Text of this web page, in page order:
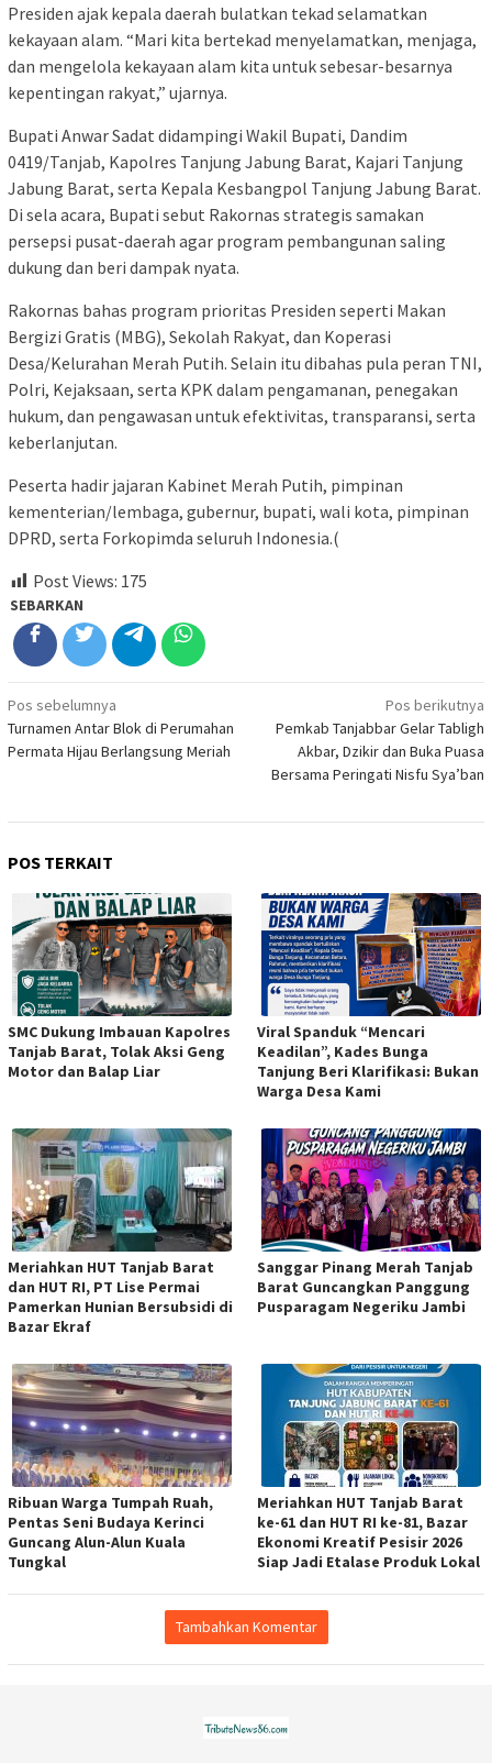
Presiden ajak kepala daerah bulatkan tekad selamatkan
kekayaan alam. “Mari kita bertekad menyelamatkan, menjaga,
dan mengelola kekayaan alam kita untuk sebesar-besarnya
kepentingan rakyat,” ujarnya.
Bupati Anwar Sadat didampingi Wakil Bupati, Dandim
0419/Tanjab, Kapolres Tanjung Jabung Barat, Kajari Tanjung
Jabung Barat, serta Kepala Kesbangpol Tanjung Jabung Barat.
Di sela acara, Bupati sebut Rakornas strategis samakan
persepsi pusat-daerah agar program pembangunan saling
dukung dan beri dampak nyata.
Rakornas bahas program prioritas Presiden seperti Makan
Bergizi Gratis (MBG), Sekolah Rakyat, dan Koperasi
Desa/Kelurahan Merah Putih. Selain itu dibahas pula peran TNI,
Polri, Kejaksaan, serta KPK dalam pengamanan, penegakan
hukum, dan pengawasan untuk efektivitas, transparansi, serta
keberlanjutan.
Peserta hadir jajaran Kabinet Merah Putih, pimpinan
kementerian/lembaga, gubernur, bupati, wali kota, pimpinan
DPRD, serta Forkopimda seluruh Indonesia.(
Post Views: 175
SEBARKAN
Navigasi
pos
Pos sebelumnya
Turnamen Antar Blok di Perumahan
Permata Hijau Berlangsung Meriah
Pos berikutnya
Pemkab Tanjabbar Gelar Tabligh
Akbar, Dzikir dan Buka Puasa
Bersama Peringati Nisfu Sya’ban
POS TERKAIT
SMC Dukung Imbauan Kapolres
Tanjab Barat, Tolak Aksi Geng
Motor dan Balap Liar
Viral Spanduk “Mencari
Keadilan”, Kades Bunga
Tanjung Beri Klarifikasi: Bukan
Warga Desa Kami
Meriahkan HUT Tanjab Barat
dan HUT RI, PT Lise Permai
Pamerkan Hunian Bersubsidi di
Bazar Ekraf
Sanggar Pinang Merah Tanjab
Barat Guncangkan Panggung
Pusparagam Negeriku Jambi
Ribuan Warga Tumpah Ruah,
Pentas Seni Budaya Kerinci
Guncang Alun-Alun Kuala
Tungkal
Meriahkan HUT Tanjab Barat
ke-61 dan HUT RI ke-81, Bazar
Ekonomi Kreatif Pesisir 2026
Siap Jadi Etalase Produk Lokal
Tambahkan Komentar